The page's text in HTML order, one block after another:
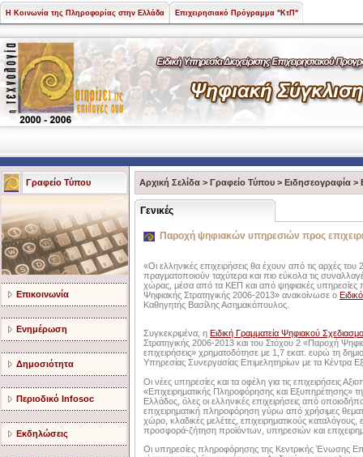
Η Κοινωνία της Πληροφορίας στην Ελλάδα Επιχειρησιακό Πρόγραμμα "ΚτΠ"
Γραφείο Τύπου
Επικοινωνία
Ενημέρωση
Δημοσιότητα
Περιοδικό Infosoc
Εκδηλώσεις
Αρχική Σελίδα > Γραφείο Τύπου > Ειδησεογραφία >
Γενικές
Παροχή ψηφιακών υπηρεσιών προς
«Οι ελληνικές επιχειρήσεις θα έχουν από τις αρχές του
πραγματοποιούν ταχύτερα και πιο εύκολα τις
χώρας, μέσα από τα ΚΕΠ και από ψηφιακές υπηρεσίες
Ψηφιακής Στρατηγικής 2006-2013» ανακοίνωσε ο
Καθηγητής Βασίλης Ασημακόπουλος.
Συγκεκριμένα, η Ειδική Γραμματεία Ψηφιακού
Στρατηγικής 2006-2013 και του Στόχου 2 «Παροχή
επιχειρήσεις» χρηματοδότησε με 1,7 εκατ. ευρώ τη
Υπηρεσίας Συνεργασίας Επιμελητηρίων με τα Κέντρα
Οι νέες υπηρεσίες και τα οφέλη για τις επιχειρήσεις
«Επιχειρηματικής Πληροφόρησης και Εξυπηρέτησης»
Ελλάδος, όλες οι ελληνικές επιχειρήσεις από
επιχειρηματική πληροφόρηση γύρω από χρήσιμες
χώρο, κλαδικές μελέτες, επιχειρηματικούς
προσφορά-ζήτηση προϊόντων, υπηρεσιών και
Οι υπηρεσίες πληροφόρησης της Κεντρικής Ένωσης